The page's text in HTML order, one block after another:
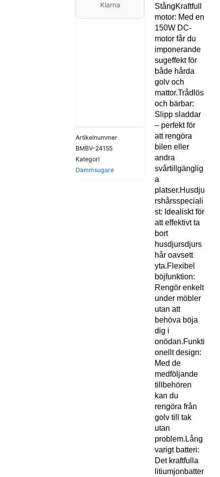
Klarna
Artikelnummer
BMBV-24155
Kategori
Dammsugare
StångKraftfull
motor: Med en
150W DC-
motor får du
imponerande
sugeffekt för
både hårda
golv och
mattor.Trådlös
och bärbar:
Slipp sladdar
– perfekt för
att rengöra
bilen eller
andra
svårtillgänglig
a
platser.Husdju
rshårsspeciali
st: Idealiskt för
att effektivt ta
bort
husdjursdjurs
hår oavsett
yta.Flexibel
böjfunktion:
Rengör enkelt
under möbler
utan att
behöva böja
dig i
onödan.Funkti
onellt design:
Med de
medföljande
tillbehören
kan du
rengöra från
golv till tak
utan
problem.Lång
varigt batteri:
Det kraftfulla
litiumjonbatter